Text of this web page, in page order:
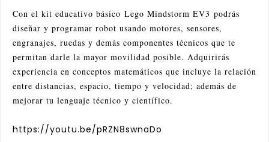
Con el kit educativo básico Lego Mindstorm EV3 podrás
diseñar y programar robot usando motores, sensores,
engranajes, ruedas y demás componentes técnicos que te
permitan darle la mayor movilidad posible. Adquirirás
experiencia en conceptos matemáticos que incluye la relación
entre distancias, espacio, tiempo y velocidad; además de
mejorar tu lenguaje técnico y científico.
https://youtu.be/pRZN8swnaDo